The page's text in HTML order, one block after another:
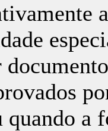
quando a